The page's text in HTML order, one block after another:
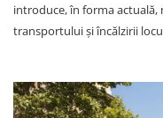
introduce, în forma
transportului și încălzirii